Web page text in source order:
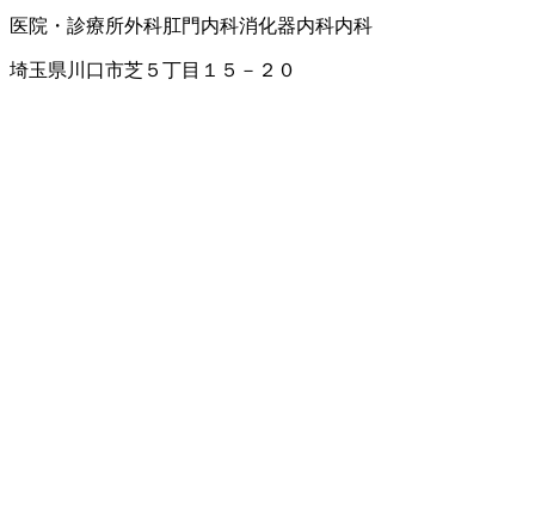
医院・診療所外科肛門内科消化器内科内科
埼玉県川口市芝５丁目１５－２０